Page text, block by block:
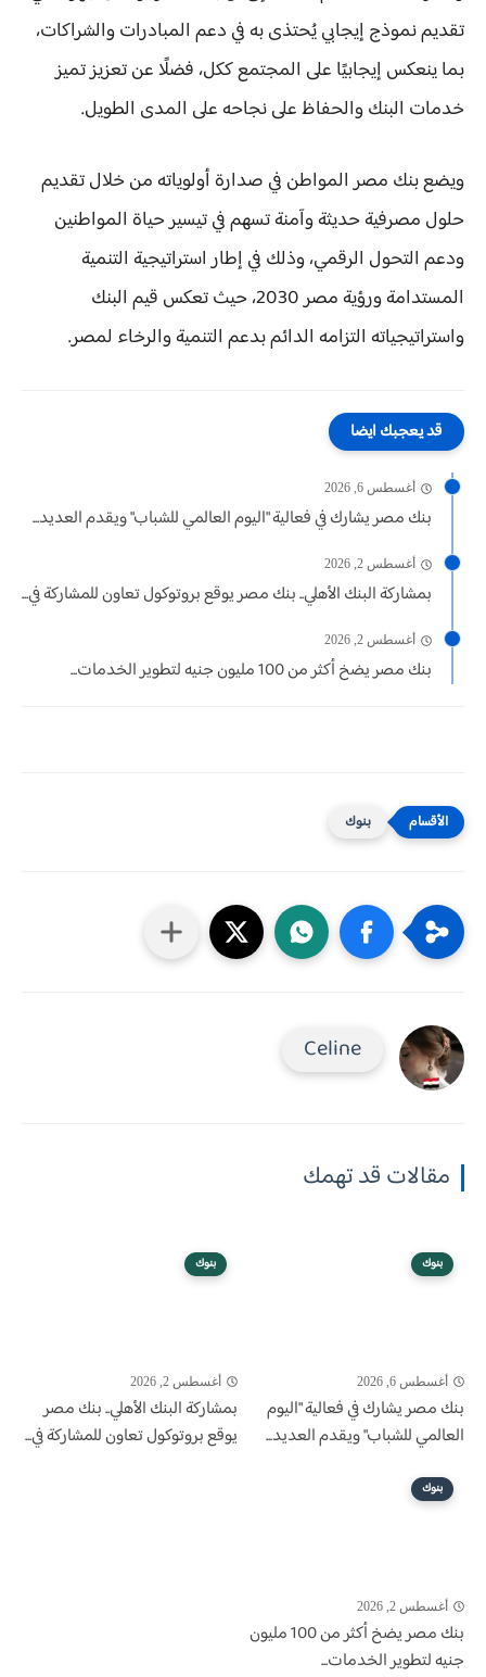
تقديم نموذج إيجابي يُحتذى به في دعم المبادرات والشراكات،
بما ينعكس إيجابيًا على المجتمع ككل، فضلًا عن تعزيز تميز
خدمات البنك والحفاظ على نجاحه على المدى الطويل.
ويضع بنك مصر المواطن في صدارة أولوياته من خلال تقديم
حلول مصرفية حديثة وآمنة تسهم في تيسير حياة المواطنين
ودعم التحول الرقمي، وذلك في إطار استراتيجية التنمية
المستدامة ورؤية مصر 2030، حيث تعكس قيم البنك
واستراتيجياته التزامه الدائم بدعم التنمية والرخاء لمصر.
قد يعجبك ايضا
أغسطس 6, 2026
بنك مصر يشارك في فعالية "اليوم العالمي للشباب" ويقدم العديد...
أغسطس 2, 2026
بمشاركة البنك الأهلي.. بنك مصر يوقع بروتوكول تعاون للمشاركة في...
أغسطس 2, 2026
بنك مصر يضخ أكثر من 100 مليون جنيه لتطوير الخدمات...
بنوك
Celine
مقالات قد تهمك
بنوك
أغسطس 6, 2026
بنك مصر يشارك في فعالية "اليوم
العالمي للشباب" ويقدم العديد...
بنوك
أغسطس 2, 2026
بمشاركة البنك الأهلي.. بنك مصر
يوقع بروتوكول تعاون للمشاركة في...
بنوك
أغسطس 2, 2026
بنك مصر يضخ أكثر من 100 مليون
جنيه لتطوير الخدمات...